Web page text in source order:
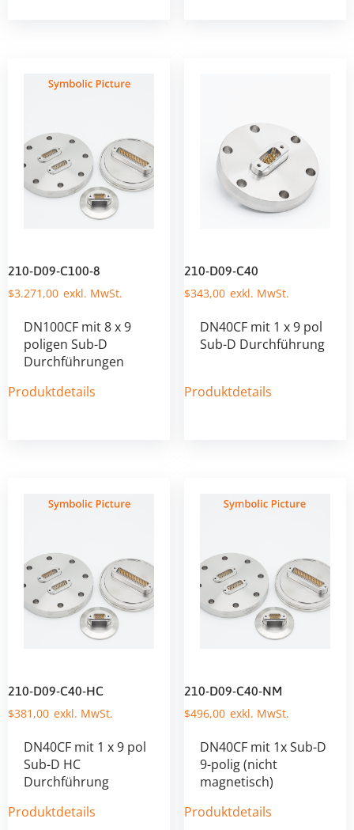
210-D09-C100-8
$3.271,00
DN100CF mit 8 x 9
poligen Sub-D
Durchführungen
Produktdetails
210-D09-C40
$343,00
DN40CF mit 1 x 9 pol
Sub-D Durchführung
Produktdetails
210-D09-C40-HC
$381,00
DN40CF mit 1 x 9 pol
Sub-D HC
Durchführung
Produktdetails
210-D09-C40-NM
$496,00
DN40CF mit 1x Sub-D
9-polig (nicht
magnetisch)
Produktdetails